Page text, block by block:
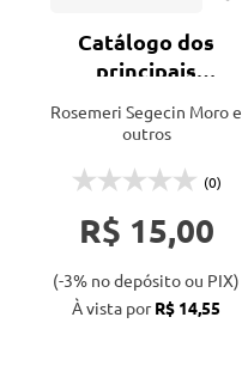
Catálogo dos
principais
ecológicos de
marinhas
Rosemeri Segecin Moro e
outros
(0)
R$ 15,00
(-3% no depósito ou PIX)
À vista porR$ 14,55